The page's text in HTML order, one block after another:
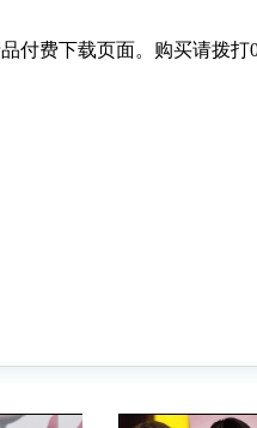
付费下载页面。购买请拨打